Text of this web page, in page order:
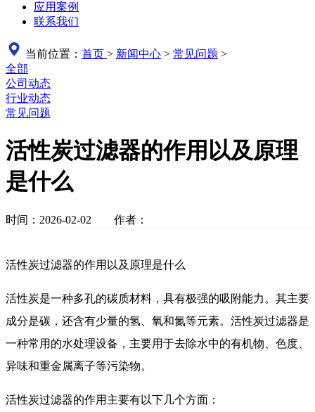
应用案例
联系我们
当前位置： 首页 > 新闻中心 > 常见问题 >
全部
公司动态
行业动态
常见问题
活性炭过滤器的作用以及原理
是什么
时间：2026-02-02 作者：
活性炭过滤器的作用以及原理是什么
活性炭是一种多孔的碳质材料，具有极强的吸附能力。其主要
成分是碳，还含有少量的氢、氧和氮等元素。活性炭过滤器是
一种常用的水处理设备，主要用于去除水中的有机物、色度、
异味和重金属离子等污染物。
活性炭过滤器的作用主要有以下几个方面：